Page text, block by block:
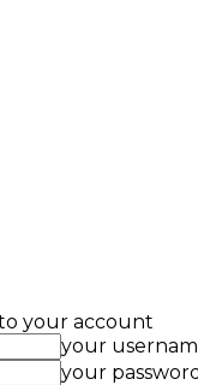
your account
your
your password